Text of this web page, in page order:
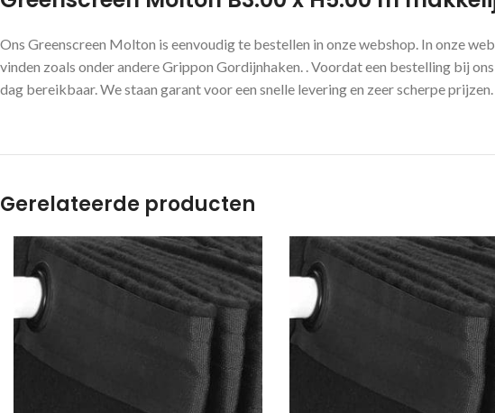
Ons Greenscreen Molton is eenvoudig te bestellen in onze webshop. In onze
vinden zoals onder andere Grippon Gordijnhaken. . Voordat een bestelling bij
dag bereikbaar. We staan garant voor een snelle levering en zeer scherpe prijzen.
Gerelateerde producten